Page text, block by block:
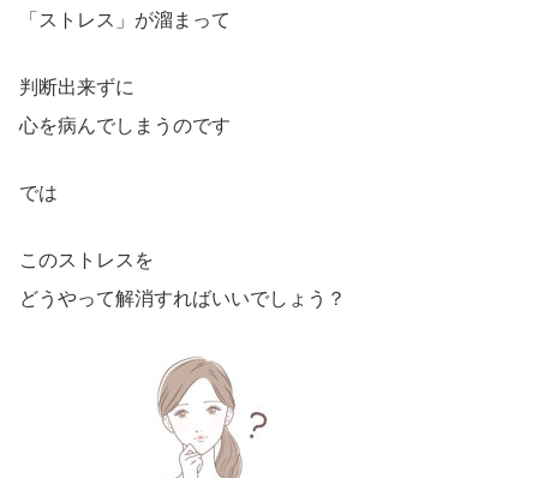
「ストレス」が溜まって
判断出来ずに
心を病んでしまうのです
では
このストレスを
どうやって解消すればいいでしょう？